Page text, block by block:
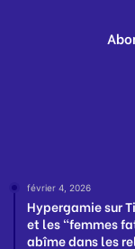
février 4, 2026
Hypergamie sur
et les “femmes
abîme dans les